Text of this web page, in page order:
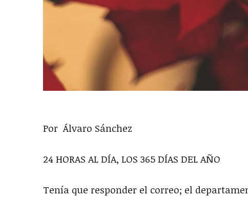
Por Álvaro Sánchez
24 HORAS AL DÍA, LOS 365 DÍAS DEL AÑO
Tenía que responder el correo; el